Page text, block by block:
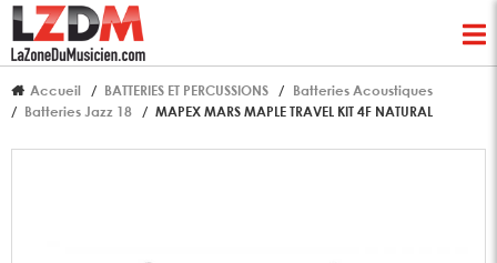
Accueil BATTERIES ET PERCUSSIONS
Batteries Acoustiques
Batteries Jazz 18
MAPEX MARS MAPLE TRAVEL KIT 4F NATURAL